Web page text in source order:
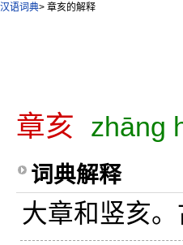
汉语词典> 章亥的解释
章亥 zhāng
词典解释
大章和竖亥